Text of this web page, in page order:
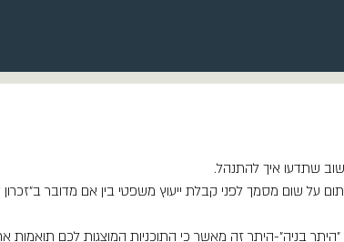
שתדעו איך להתנהל.
על שום מסמך לפני קבלת ייעוץ משפטי בין אם מדובר ב"זכרון
בניה"-היתר זה מאשר כי התוכניות המוצגות לכם תואמות